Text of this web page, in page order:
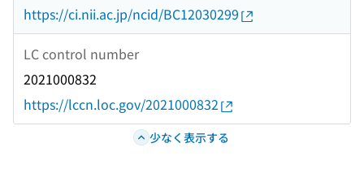
https://ci.nii.ac.jp/ncid/BC12030299
LC control number
2021000832
https://lccn.loc.gov/2021000832
少なく表示する